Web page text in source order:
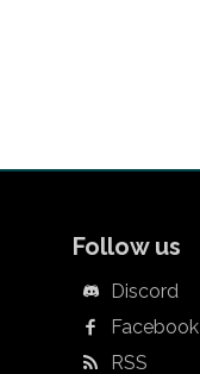
Follow us
Discord
Facebook
RSS